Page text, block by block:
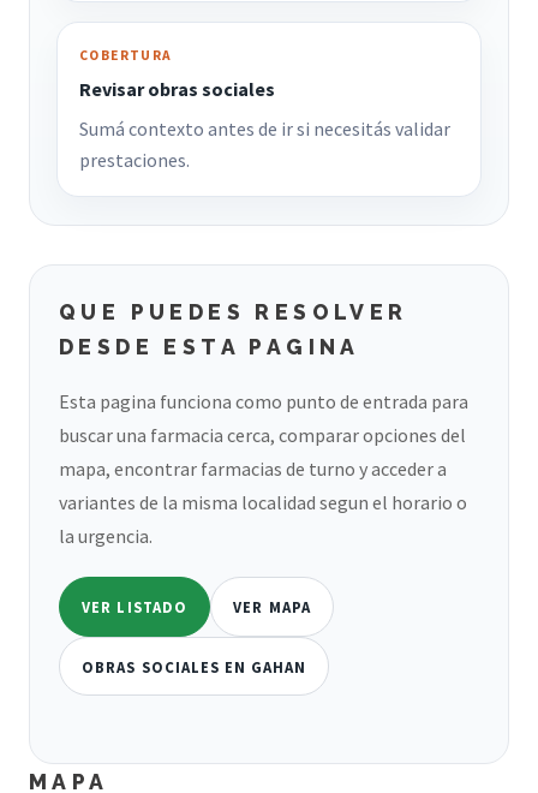
COBERTURA
Revisar obras sociales
Sumá contexto antes de ir si necesitás validar
prestaciones.
QUE PUEDES RESOLVER
DESDE ESTA PAGINA
Esta pagina funciona como punto de entrada para
buscar una farmacia cerca, comparar opciones del
mapa, encontrar farmacias de turno y acceder a
variantes de la misma localidad segun el horario o
la urgencia.
VER LISTADO VER MAPA
OBRAS SOCIALES EN GAHAN
MAPA